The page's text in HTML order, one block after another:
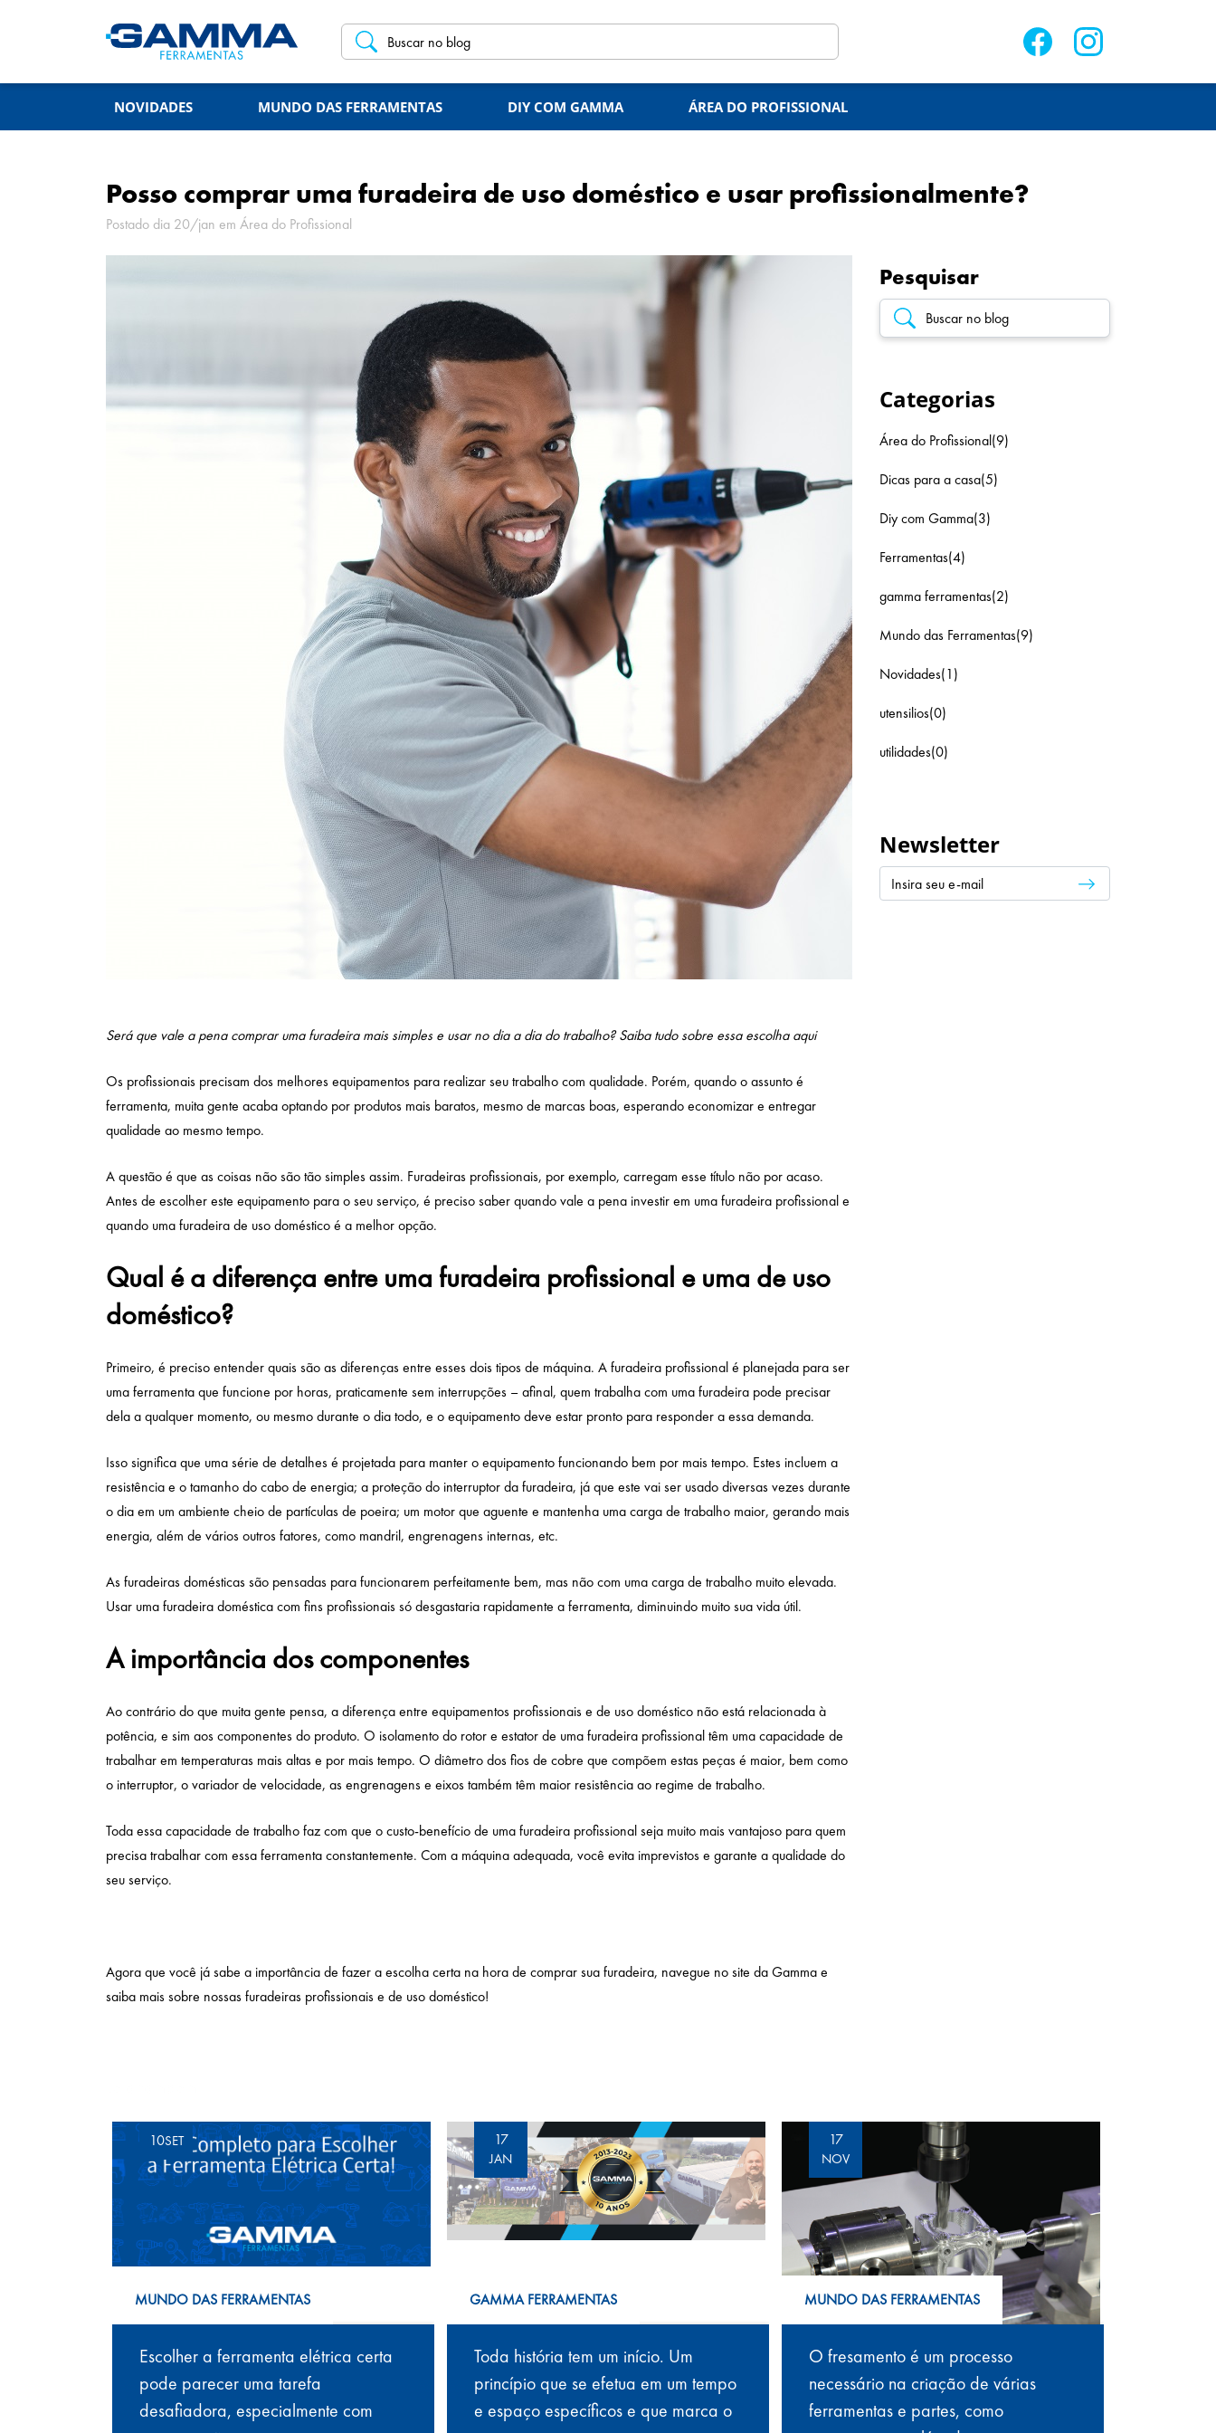
NOVIDADES MUNDO DAS FERRAMENTAS DIY COM GAMMA ÁREA DO PROFISSIONAL
Posso comprar uma furadeira de uso doméstico e usar profissionalmente?
Postado dia 20/jan em Área do Profissional
Será que vale a pena comprar uma furadeira mais simples e usar no dia a dia do trabalho? Saiba tudo sobre essa escolha aqui
Os profissionais precisam dos melhores equipamentos para realizar seu trabalho com qualidade. Porém, quando o assunto é
ferramenta, muita gente acaba optando por produtos mais baratos, mesmo de marcas boas, esperando economizar e entregar
qualidade ao mesmo tempo.
A questão é que as coisas não são tão simples assim. Furadeiras profissionais, por exemplo, carregam esse título não por acaso.
Antes de escolher este equipamento para o seu serviço, é preciso saber quando vale a pena investir em uma furadeira profissional e
quando uma furadeira de uso doméstico é a melhor opção.
Qual é a diferença entre uma furadeira profissional e uma de uso
doméstico?
Primeiro, é preciso entender quais são as diferenças entre esses dois tipos de máquina. A furadeira profissional é planejada para ser
uma ferramenta que funcione por horas, praticamente sem interrupções – afinal, quem trabalha com uma furadeira pode precisar
dela a qualquer momento, ou mesmo durante o dia todo, e o equipamento deve estar pronto para responder a essa demanda.
Isso significa que uma série de detalhes é projetada para manter o equipamento funcionando bem por mais tempo. Estes incluem a
resistência e o tamanho do cabo de energia; a proteção do interruptor da furadeira, já que este vai ser usado diversas vezes durante
o dia em um ambiente cheio de partículas de poeira; um motor que aguente e mantenha uma carga de trabalho maior, gerando mais
energia, além de vários outros fatores, como mandril, engrenagens internas, etc.
As furadeiras domésticas são pensadas para funcionarem perfeitamente bem, mas não com uma carga de trabalho muito elevada.
Usar uma furadeira doméstica com fins profissionais só desgastaria rapidamente a ferramenta, diminuindo muito sua vida útil.
A importância dos componentes
Ao contrário do que muita gente pensa, a diferença entre equipamentos profissionais e de uso doméstico não está relacionada à
potência, e sim aos componentes do produto. O isolamento do rotor e estator de uma furadeira profissional têm uma capacidade de
trabalhar em temperaturas mais altas e por mais tempo. O diâmetro dos fios de cobre que compõem estas peças é maior, bem como
o interruptor, o variador de velocidade, as engrenagens e eixos também têm maior resistência ao regime de trabalho.
Toda essa capacidade de trabalho faz com que o custo-benefício de uma furadeira profissional seja muito mais vantajoso para quem
precisa trabalhar com essa ferramenta constantemente. Com a máquina adequada, você evita imprevistos e garante a qualidade do
seu serviço.
Agora que você já sabe a importância de fazer a escolha certa na hora de comprar sua furadeira, navegue no site da Gammae
saiba mais sobre nossas furadeiras profissionais e de uso doméstico!
Pesquisar
Categorias
Área do Profissional(9)
Dicas para a casa(5)
Diy com Gamma(3)
Ferramentas(4)
gamma ferramentas(2)
Mundo das Ferramentas(9)
Novidades(1)
utensilios(0)
utilidades(0)
Newsletter
10SET
MUNDO DAS FERRAMENTAS
Escolher a ferramenta elétrica certa
pode parecer uma tarefa
desafiadora, especialmente com
17
JAN
GAMMA FERRAMENTAS
Toda história tem um início. Um
princípio que se efetua em um tempo
e espaço específicos e que marca o
17
NOV
MUNDO DAS FERRAMENTAS
O fresamento é um processo
necessário na criação de várias
ferramentas e partes, como